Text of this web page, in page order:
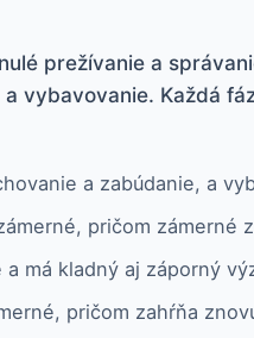
prežívanie a
vybavovanie. Každá
a zabúdanie, a
pričom zámerné
má kladný aj záporný
pričom zahŕňa